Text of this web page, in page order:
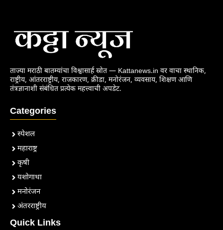
ताज्या मराठी बातम्यांचा विश्वासार्ह स्रोत — Kattanews.in वर वाचा स्थानिक,
राष्ट्रीय, आंतरराष्ट्रीय, राजकारण, क्रीडा, मनोरंजन, व्यवसाय, शिक्षण आणि
तंत्रज्ञानाशी संबंधित प्रत्येक महत्त्वाची अपडेट.
Categories
स्पेशल
महाराष्ट्र
कृषी
यशोगाथा
मनोरंजन
अंतरराष्ट्रीय
Quick Links